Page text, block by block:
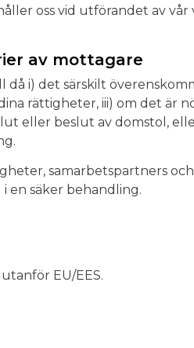
oss vid utförandet av vår
av mottagare
i) det särskilt
rättigheter, iii) om det är
eller beslut av domstol,
samarbetspartners
en säker behandling.
EU/EES.